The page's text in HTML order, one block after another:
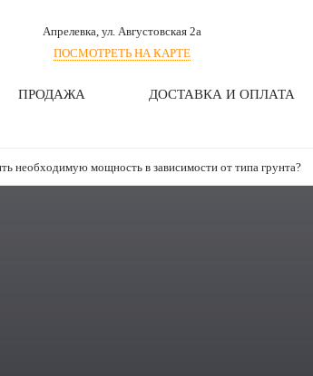
Апрелевка, ул. Августовская 2а
ПОСМОТРЕТЬ НА КАРТЕ
ПРОДАЖА ДОСТАВКА И ОПЛАТА
необходимую мощность в зависимости от типа грунта?